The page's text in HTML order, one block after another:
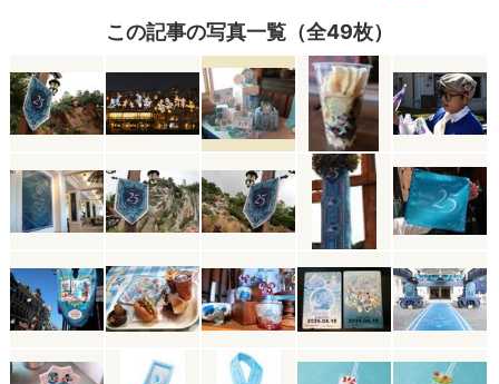
この記事の写真一覧（全49枚）